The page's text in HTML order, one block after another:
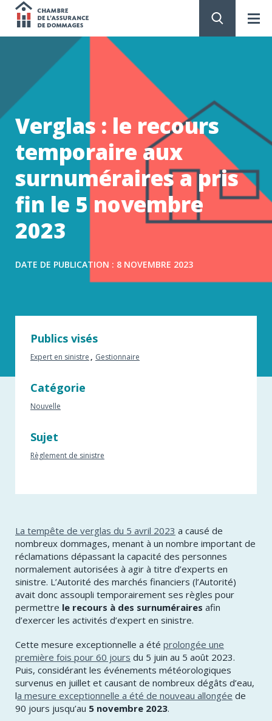
CONTENU
Chambre
l'assurance
de
dommages
Verglas : le recours
temporaire aux
surnuméraires a pris
fin le 5 novembre
2023
DATE DE PUBLICATION : 8 NOVEMBRE 2023
Publics visés
Expert en sinistre Gestionnaire
Catégorie
Nouvelle
Sujet
Règlement de sinistre
La tempête de verglas du 5 avril 2023 a causé de
nombreux dommages, menant à un nombre important de
réclamations dépassant la capacité des personnes
normalement autorisées à agir à titre d’experts en
sinistre. L’Autorité des marchés financiers (l’Autorité)
avait donc assoupli temporairement ses règles pour
permettre le recours à des surnuméraires afin
d’exercer les activités d’expert en sinistre.
Cette mesure exceptionnelle a été prolongée une
première fois pour 60 jours du 5 juin au 5 août 2023.
Puis, considérant les événements météorologiques
survenus en juillet et causant de nombreux dégâts d’eau,
la mesure exceptionnelle a été de nouveau allongée de
90 jours jusqu’au 5 novembre 2023.